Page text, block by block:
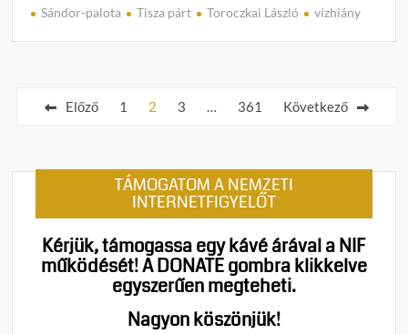
Sándor-palota
Tisza párt Toroczkai László vízhiány
a
Bejegyzések
Előző 1 2 3 … 361 Következő
TÁMOGATOM A NEMZETI
INTERNETFIGYELŐT
Kérjük, támogassa egy kávé árával a NIF
működését!A DONATE gombra klikkelve
egyszerűen megteheti.
Nagyon köszönjük!